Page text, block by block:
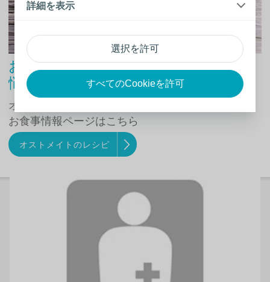
選択を許可
すべてのCookieを許可
詳細を表示
お食事について
悩んでますか？
オストメイトのための
お食事情報ページはこちら
オストメイトのレシピ